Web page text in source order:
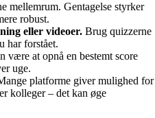
mellemrum. Gentagelse styrker
robust.
eller videoer. Brug quizzerne
har forstået.
være at opnå en bestemt score
uge.
platforme giver mulighed for
kolleger – det kan øge